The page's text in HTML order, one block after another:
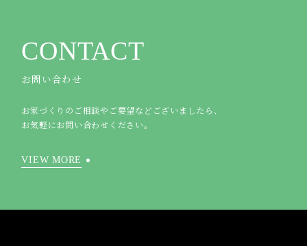
CONTACT
お問い合わせ
お家づくりのご相談やご要望などございましたら、
お気軽にお問い合わせください。
VIEW MORE